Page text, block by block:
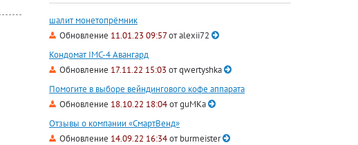
шалит монетопрёмник
Обновление 11.01.23 09:57отalexii72
Кондомат IMC-4 Авангард
Обновление 17.11.22 15:03 отqwertyshka
Помогите в выборе вейндингового кофе аппарата
Обновление 18.10.22 18:04отguMKa
Отзывы о компании «СмартВенд»
Обновление 14.09.22 16:34отburmeister